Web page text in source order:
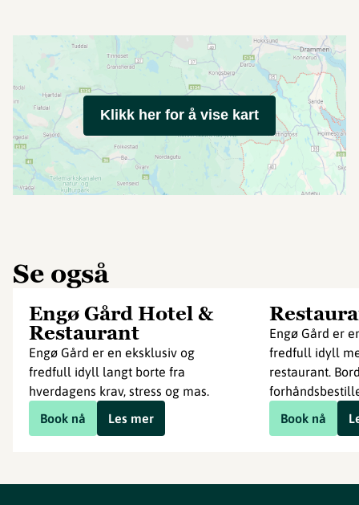
Klikk her for å vise kart
Se også
Engø Gård Hotel &
Restaurant
Engø Gård er en eksklusiv og
fredfull idyll langt borte fra
hverdagens krav, stress og mas.
Book nå
Les mer
Engø Gård er
fredfull idyll
restaurant.
Book nå